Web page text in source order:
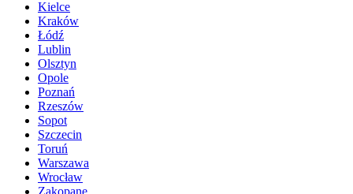
Kielce
Kraków
Łódź
Lublin
Olsztyn
Opole
Poznań
Rzeszów
Sopot
Szczecin
Toruń
Warszawa
Wrocław
Zakopane